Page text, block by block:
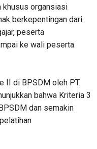
khusus organsiasi
berkepentingan dari
peserta
ke wali peserta
II di BPSDM oleh PT.
bahwa Kriteria 3
dan semakin